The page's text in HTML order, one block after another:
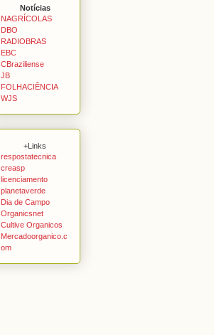
Notícias
NAGRÍCOLAS
DBO
RADIOBRAS
EBC
CBraziliense
JB
FOLHACIÊNCIA
WJS
+Links
respostatecnica
creasp
licenciamento
planetaverde
Dia de Campo
Organicsnet
Cultive Organicos
Mercadoorganico.c
om